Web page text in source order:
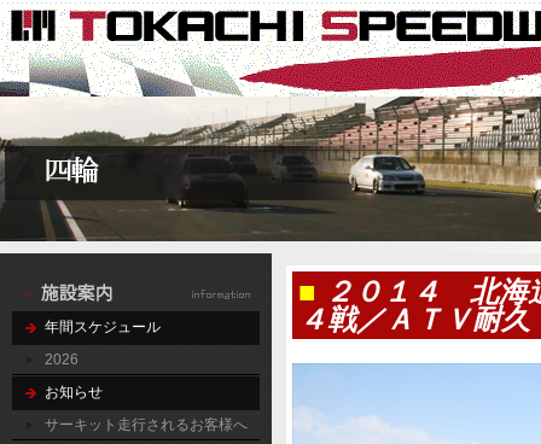
年間スケジュール
2026
お知らせ
サーキット走行されるお客様へ
■ ２０１４ 北海
４戦／ＡＴＶ耐久